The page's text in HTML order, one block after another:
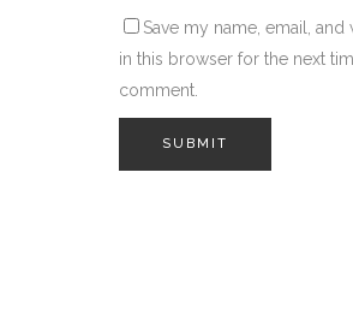
Save my name, email, and
in this browser for the next
comment.